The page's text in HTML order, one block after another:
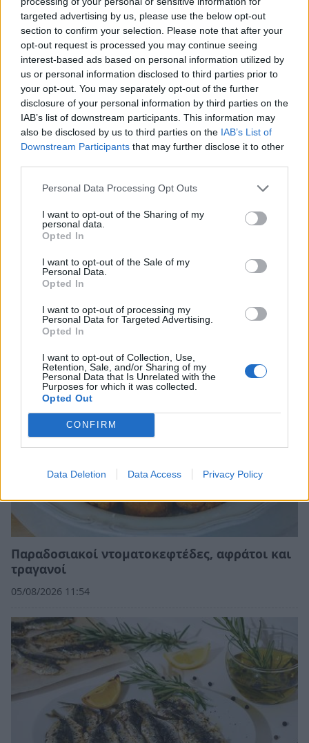
targeted advertising by us, please use the below opt-out
section to confirm your selection. Please note that after your
opt-out request is processed you may continue seeing
interest-based ads based on personal information utilized by
us or personal information disclosed to third parties prior to
your opt-out. You may separately opt-out of the further
disclosure of your personal information by third parties on the
IAB’s list of downstream participants. This information may
also be disclosed by us to third parties on the IAB’s List of
Downstream Participants that may further disclose it to other
Personal Data Processing Opt Outs
I want to opt-out of the Sharing of my
personal data.
Opted In
I want to opt-out of the Sale of my
Personal Data.
Opted In
I want to opt-out of processing my
Personal Data for Targeted Advertising.
Opted In
I want to opt-out of Collection, Use,
Retention, Sale, and/or Sharing of my
Personal Data that Is Unrelated with the
Purposes for which it was collected.
Opted Out
CONFIRM
Data Deletion Data Access Privacy Policy
Τραγανοί τυρολουκουμάδες (με φέτα και
μυρωδικά)
07/08/2026 10:18
βανίλιας
06/08/2026 10:00
Παραδοσιακοί ντοματοκεφτέδες, αφράτοι και
τραγανοί
05/08/2026 11:54